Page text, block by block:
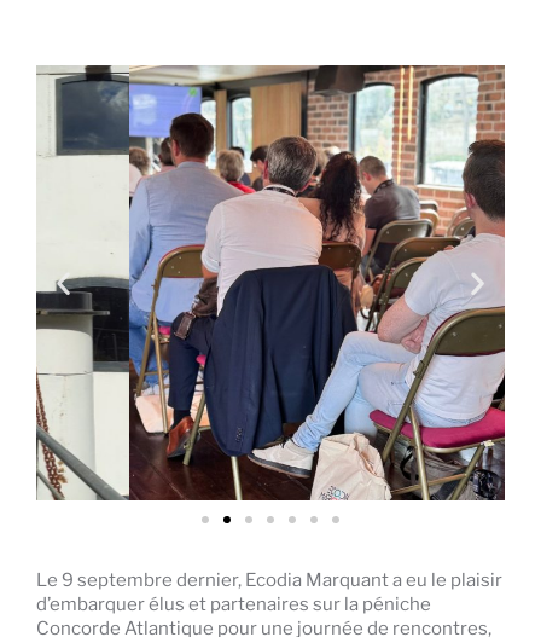
Le 9 septembre dernier, Ecodia Marquant a eu le plaisir
d’embarquer élus et partenaires sur la péniche
Concorde Atlantique pour une journée de rencontres,